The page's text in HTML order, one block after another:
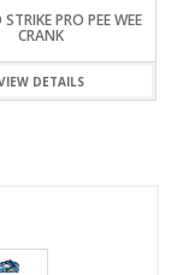
PRO PEE WEE
CRANK
DETAILS